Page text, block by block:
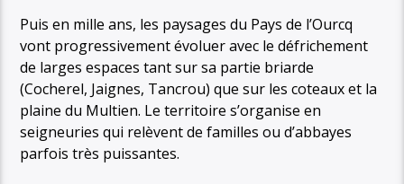
Puis en mille ans, les paysages du Pays de l’Ourcq
vont progressivement évoluer avec le défrichement
de larges espaces tant sur sa partie briarde
(Cocherel, Jaignes, Tancrou) que sur les coteaux et la
plaine du Multien. Le territoire s’organise en
seigneuries qui relèvent de familles ou d’abbayes
parfois très puissantes.